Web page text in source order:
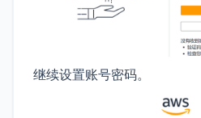
继续设置账号密码。